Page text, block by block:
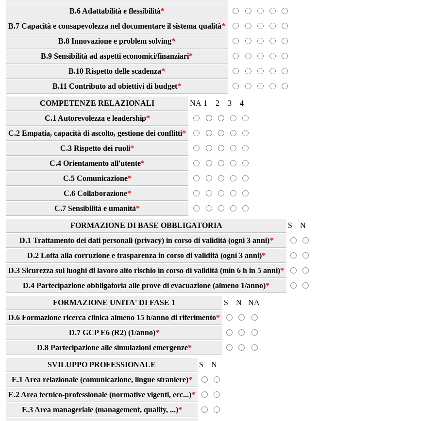
B.6 Adattabilità e flessibilità*
B.7 Capacità e consapevolezza nel documentare il sistema qualità*
B.8 Innovazione e problem solving*
B.9 Sensibilità ad aspetti economici/finanziari*
B.10 Rispetto delle scadenza*
B.11 Contributo ad obiettivi di budget*
COMPETENZE RELAZIONALI NA 1 2 3
4
C.1 Autorevolezza e leadership*
C.2 Empatia, capacità di ascolto, gestione dei conflitti*
C.3 Rispetto dei ruoli*
C.4 Orientamento all'utente*
C.5 Comunicazione*
C.6 Collaborazione*
C.7 Sensibilità e umanità*
FORMAZIONE DI BASE OBBLIGATORIA S
N
D.1 Trattamento dei dati personali (privacy) in corso di validità (ogni 3 anni)*
D.2 Lotta alla corruzione e trasparenza in corso di validità (ogni 3 anni)*
D.3 Sicurezza sui luoghi di lavoro alto rischio in corso di validità (min 6 h in 5 anni)*
D.4 Partecipazione obbligatoria alle prove di evacuazione (almeno 1/anno)*
FORMAZIONE UNITA' DI FASE 1 S N
NA
D.6 Formazione ricerca clinica almeno 15 h/anno di riferimento*
D.7 GCP E6 (R2) (1/anno)*
D.8 Partecipazione alle simulazioni emergenze*
SVILUPPO PROFESSIONALE S
N
E.1 Area relazionale (comunicazione, lingue straniere)*
E.2 Area tecnico-professionale (normative vigenti, ecc...)*
E.3 Area manageriale (management, quality, ...)*